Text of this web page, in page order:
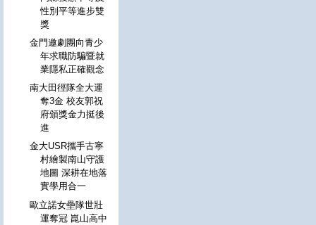
性別平等進步雙
獎
金門邀劇團向青少
年求職防騙暨就
業隱私正確觀念
南大田徑隊全大運
奪3金 校友郭祝
府頒獎金力挺後
進
金大USR攜手古寧
村繪製南山守護
地圖 深耕在地落
實學用合一
歐立諾女壘隊世壯
運奪冠 崑山高中